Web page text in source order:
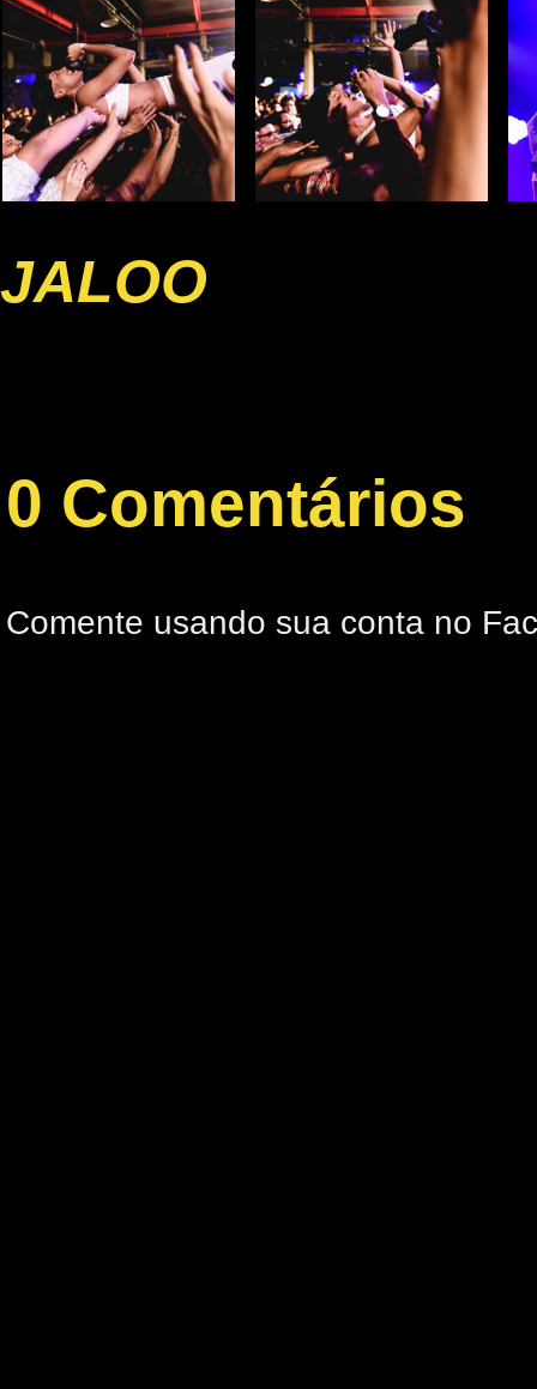
JALOO
0 Comentários
Comente usando sua conta no